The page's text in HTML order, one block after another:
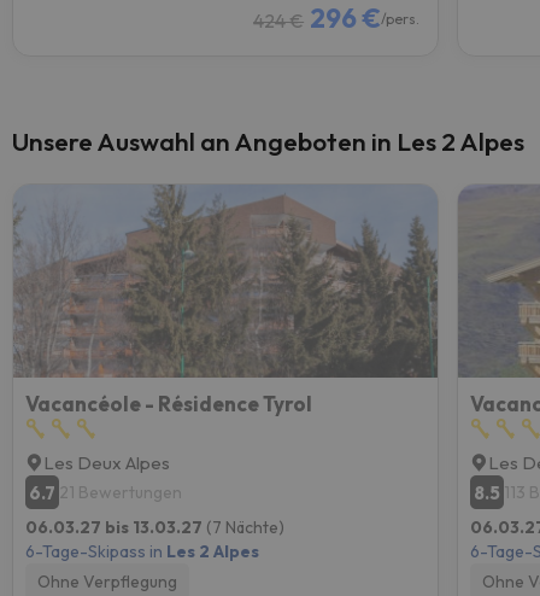
424 € 296 €/pers.
Unsere Auswahl an Angeboten in Les 2 Alpes
Vacancéole - Résidence Tyrol
Les Deux Alpes
6.7 21 Bewertungen
06.03.27 bis 13.03.27 (7 Nächte)
6-Tage-Skipass in Les 2 Alpes
Ohne Verpflegung
Les
8.5 113
6-Tage-
Ohne